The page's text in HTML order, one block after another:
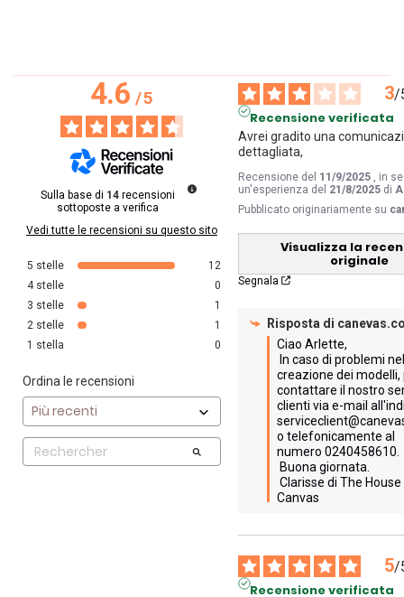
4.6/5
Sulla base di 14 recensioni
sottoposte a verifica
Vedi tutte le recensioni su questo sito
5 stelle
12
4 stelle
0
3 stelle
1
2 stelle
1
1 stella 0
Ordina le recensioni
3/
Recensione verificata
Avrei gradito una
dettagliata,
Recensione del 11/9/2025
, in
un'esperienza del 21/8/2025 di
Pubblicato originariamente su
Visualizza la
originale
Segnala
Risposta di
Ciao Arlette,
In caso di problemi nella
creazione dei modelli,
contattare il nostro
clienti via e-mail
o telefonicamente al
numero 0240458610.
Buona giornata.
Clarisse di The House of
Canvas
5/
Recensione verificata